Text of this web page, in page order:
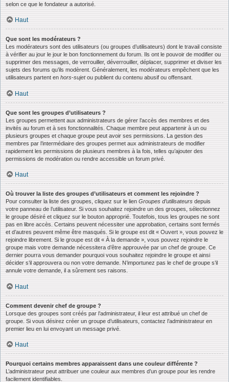
selon ce que le fondateur a autorisé.
Haut
Que sont les modérateurs ?
Les modérateurs sont des utilisateurs (ou groupes d’utilisateurs) dont le travail consiste
à vérifier au jour le jour le bon fonctionnement du forum. Ils ont le pouvoir de modifier ou
supprimer des messages, de verrouiller, déverrouiller, déplacer, supprimer et diviser les
sujets des forums qu’ils modèrent. Généralement, les modérateurs empêchent que les
utilisateurs partent en hors-sujetou publient du contenu abusif ou offensant.
Haut
Que sont les groupes d’utilisateurs ?
Les groupes permettent aux administrateurs de gérer l’accès des membres et des
invités au forum et à ses fonctionnalités. Chaque membre peut appartenir à un ou
plusieurs groupes et chaque groupe peut avoir ses permissions. La gestion des
membres par l’intermédiaire des groupes permet aux administrateurs de modifier
rapidement les permissions de plusieurs membres à la fois, telles qu’ajouter des
permissions de modération ou rendre accessible un forum privé.
Haut
Où trouver la liste des groupes d’utilisateurs et comment les rejoindre ?
Pour consulter la liste des groupes, cliquez sur le lien Groupes d’utilisateurs depuis
votre panneau de l’utilisateur. Si vous souhaitez rejoindre un des groupes, sélectionnez
le groupe désiré et cliquez sur le bouton approprié. Toutefois, tous les groupes ne sont
pas en libre accès. Certains peuvent nécessiter une approbation, certains sont fermés
et d’autres peuvent même être masqués. Si le groupe est dit « Ouvert », vous pouvez le
rejoindre librement. Si le groupe est dit « À la demande », vous pouvez rejoindre le
groupe mais votre demande nécessitera d’être approuvée par un chef de groupe. Ce
dernier pourra vous demander pourquoi vous souhaitez rejoindre le groupe et ainsi
décider s’il approuvera ou non votre demande. N’importunez pas le chef de groupe s’il
annule votre demande, il a sûrement ses raisons.
Haut
Comment devenir chef de groupe ?
Lorsque des groupes sont créés par l’administrateur, il leur est attribué un chef de
groupe. Si vous désirez créer un groupe d’utilisateurs, contactez l’administrateur en
premier lieu en lui envoyant un message privé.
Haut
Pourquoi certains membres apparaissent dans une couleur différente ?
L’administrateur peut attribuer une couleur aux membres d’un groupe pour les rendre
facilement identifiables.